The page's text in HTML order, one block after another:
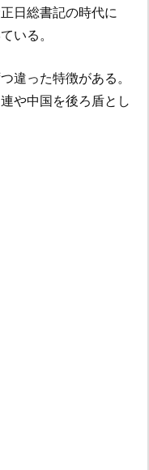
日総書記の時代に
いる。
違った特徴がある。
や中国を後ろ盾とし